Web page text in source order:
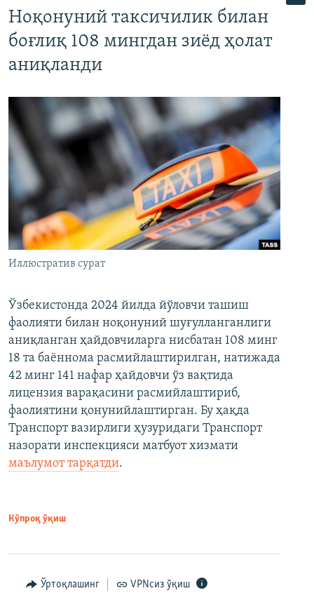
Ноқонуний таксичилик билан
боғлиқ 108 мингдан зиёд ҳолат
аниқланди
Иллюстратив сурат
Ўзбекистонда 2024 йилда йўловчи ташиш
фаолияти билан ноқонуний шуғулланганлиги
аниқланган ҳайдовчиларга нисбатан 108 минг
18 та баённома расмийлаштирилган, натижада
42 минг 141 нафар ҳайдовчи ўз вақтида
лицензия варақасини расмийлаштириб,
фаолиятини қонунийлаштирган. Бу ҳақда
Транспорт вазирлиги ҳузуридаги Транспорт
назорати инспекцияси матбуот хизмати
маълумот тарқатди.
Кўпроқ ўқиш
Ўртоқлашинг VPNсиз ўқиш